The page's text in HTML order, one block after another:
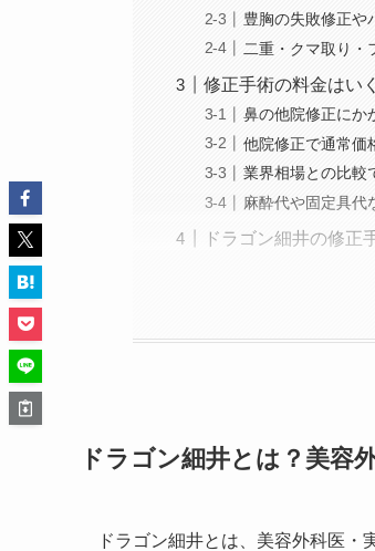
豊胸の失敗修正や
二重・クマ取り・
修正手術の料金はい
鼻の他院修正にか
他院修正で通常価
業界相場との比較
麻酔代や固定具代
ドラゴン細井の修正
ドラゴン細井とは？美容
ドラゴン細井とは、美容外科医・